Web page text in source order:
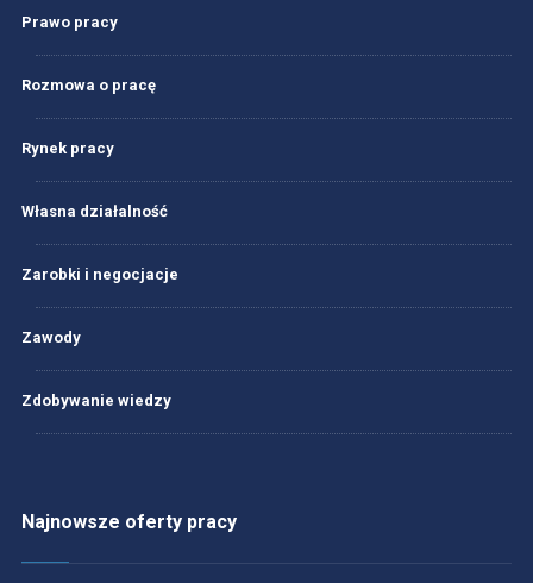
Prawo pracy
Rozmowa o pracę
Rynek pracy
Własna działalność
Zarobki i negocjacje
Zawody
Zdobywanie wiedzy
Najnowsze oferty pracy